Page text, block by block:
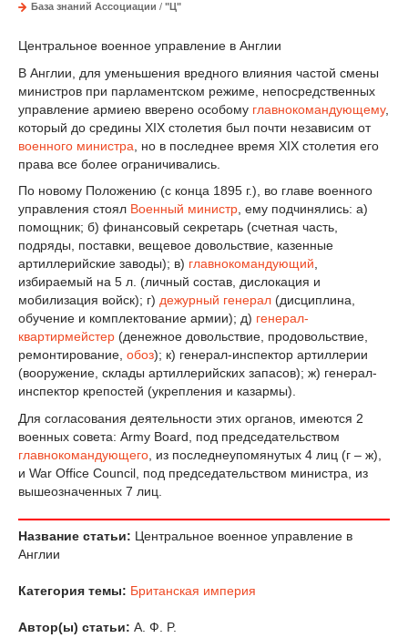
База знаний Ассоциации / "Ц"
Центральное военное управление в Англии
В Англии, для уменьшения вредного влияния частой смены
министров при парламентском режиме, непосредственных
управление армиею вверено особому главнокомандующему,
который до средины XIX столетия был почти независим от
военного министра , но в последнее время XIX столетия его
права все более ограничивались.
По новому Положению (с конца 1895 г.), во главе военного
управления стоял Военный министр, ему подчинялись: а)
помощник; б) финансовый секретарь (счетная часть,
подряды, поставки, вещевое довольствие, казенные
артиллерийские заводы); в) главнокомандующий,
избираемый на 5 л. (личный состав, дислокация и
мобилизация войск); г) дежурный генерал (дисциплина,
обучение и комплектование армии); д) генерал-
квартирмейстер (денежное довольствие, продовольствие,
ремонтирование, обоз); к) генерал-инспектор артиллерии
(вооружение, склады артиллерийских запасов); ж) генерал-
инспектор крепостей (укрепления и казармы).
Для согласования деятельности этих органов, имеются 2
военных совета: Army Board, под председательством
главнокомандующего , из последнеупомянутых 4 лиц (г – ж),
и War Office Council, под председательством министра, из
вышеозначенных 7 лиц.
Название статьи: Центральное военное управление в
Англии
Категория темы: Британская империя
Автор(ы) статьи: А. Ф. P.